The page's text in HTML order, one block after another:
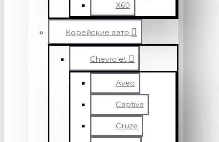
X60
Корейские авто
Chevrolet
Aveo
Captiva
Cruze